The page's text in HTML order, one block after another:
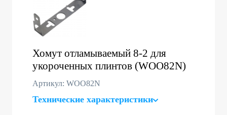
Хомут отламываемый 8-2 для
укороченных плинтов (WOO82N)
Артикул: WOO82N
Технические характеристики